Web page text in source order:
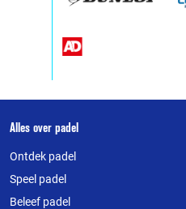
Over
deze
website
Alles over padel
Ontdek padel
Speel padel
Beleef padel